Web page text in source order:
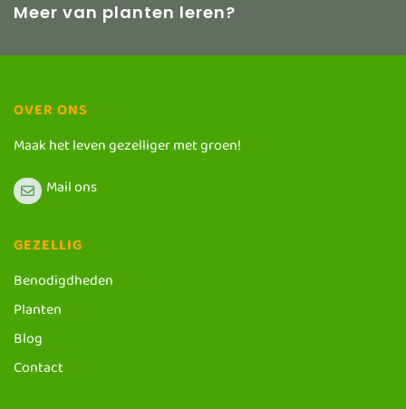
Meer van planten leren?
OVER ONS
Maak het leven gezelliger met groen!
Mail ons
GEZELLIG
Benodigdheden
Planten
Blog
Contact